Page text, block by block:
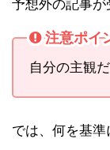
予想外の記事が
注意ポイ
自分の主観
では、何を基準